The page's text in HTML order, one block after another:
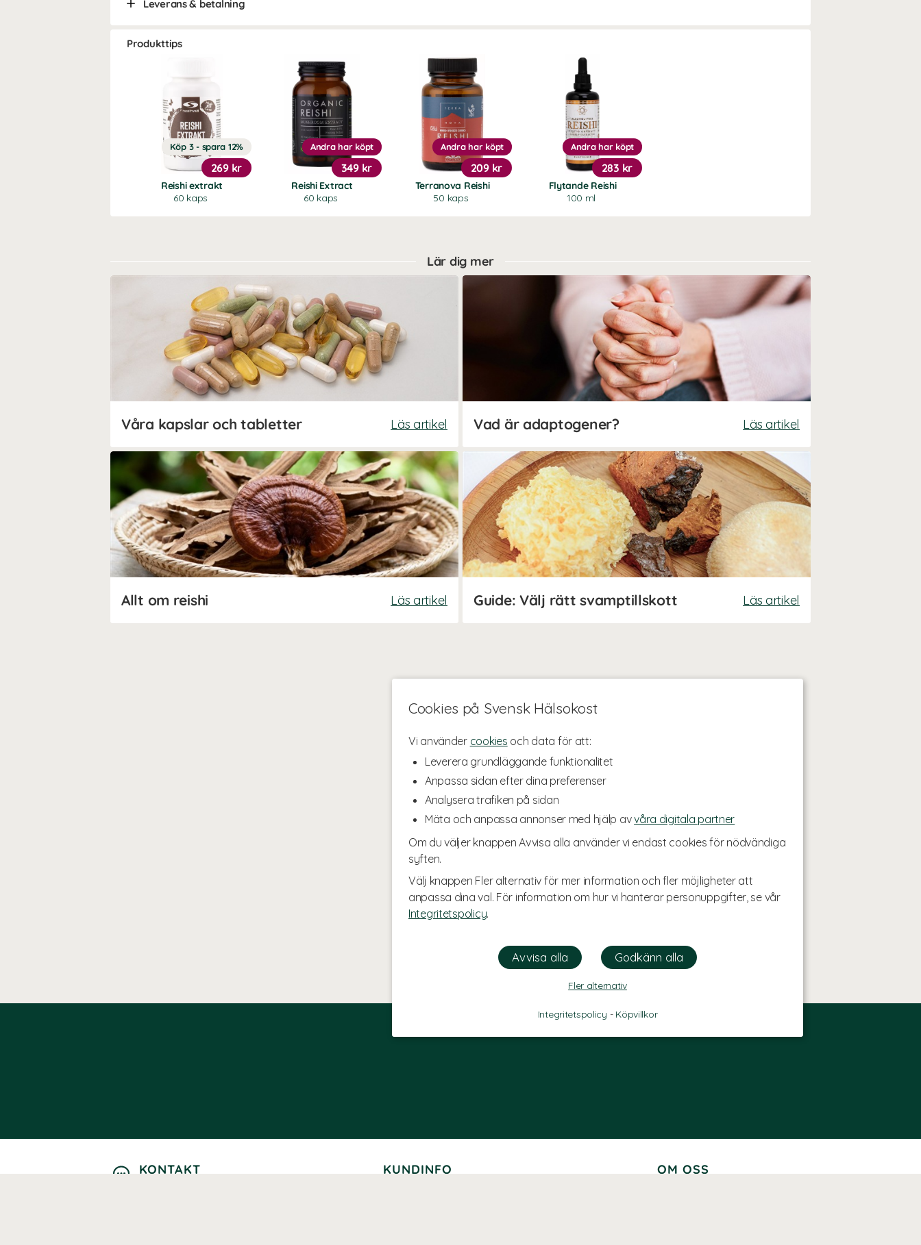
Cookies på Svensk Hälsokost
Vi använder cookies och data för att:
Leverera grundläggande funktionalitet
Anpassa sidan efter dina preferenser
Analysera trafiken på sidan
Mäta och anpassa annonser med hjälp avvåra digitala partner
Om du väljer knappen Avvisa alla använder vi endast cookies för nödvändiga
syften.
Välj knappen Fler alternativ för mer information och fler möjligheter att
anpassa dina val. För information om hur vi hanterar personuppgifter, se vår
Integritetspolicy.
Fler alternativ
Integritetspolicy - Köpvillkor
Leverans & betalning
Produkttips
Reishi extrakt
60 kaps
Köp 3 - spara 12%
269 kr
Reishi Extract
60 kaps
Andra har köpt
349 kr
Terranova Reishi
50 kaps
Andra har köpt
209 kr
Flytande Reishi
100 ml
Andra har köpt
283 kr
Lär dig mer
Våra kapslar och tabletter Läs artikel Vad är adaptogener? Läs artikel
Allt om reishi Läs artikel Guide: Välj rätt svamptillskott Läs artikel
KONTAKT KUNDINFO OM OSS